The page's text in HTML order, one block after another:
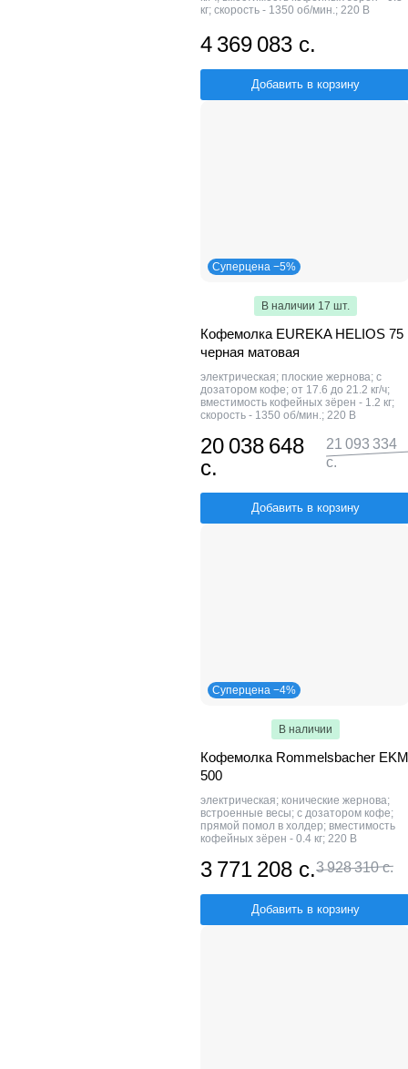
кг; скорость - 1350 об/мин.; 220 В
4 369 083 с.
Добавить в корзину
Суперцена −5%
В наличии 17 шт.
Кофемолка EUREKA HELIOS 75
черная матовая
электрическая; плоские жернова; с
дозатором кофе; от 17.6 до 21.2 кг/ч;
вместимость кофейных зёрен - 1.2 кг;
скорость - 1350 об/мин.; 220 В
20 038 648
с.
21 093 334
с.
Добавить в корзину
Суперцена −4%
В наличии
Кофемолка Rommelsbacher EKM
500
электрическая; конические жернова;
встроенные весы; с дозатором кофе;
прямой помол в холдер; вместимость
кофейных зёрен - 0.4 кг; 220 В
3 771 208 с.3 928 310 с.
Добавить в корзину